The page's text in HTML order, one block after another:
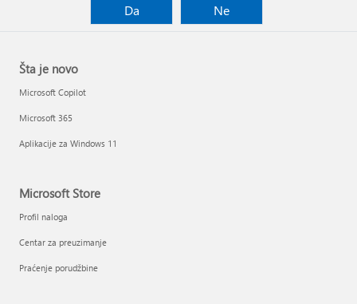
Da
Ne
Šta je novo
Microsoft Copilot
Microsoft 365
Aplikacije za Windows 11
Microsoft Store
Profil naloga
Centar za preuzimanje
Praćenje porudžbine